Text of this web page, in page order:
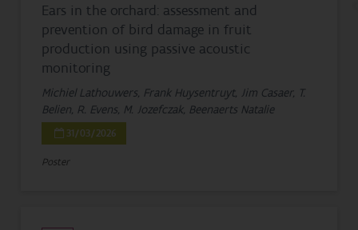
Ears in the orchard: assessment and
prevention of bird damage in fruit
production using passive acoustic
monitoring
Michiel Lathouwers, Frank Huysentruyt, Jim Casaer, T.
Belien, R. Evens, M. Jozefczak, Beenaerts Natalie
31/03/2026
Poster